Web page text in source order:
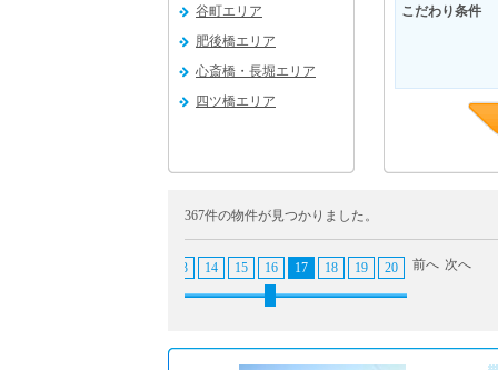
谷町エリア
肥後橋エリア
心斎橋・長堀エリア
四ツ橋エリア
こだわり条件
367件の物件が見つかりました。
13 14 15 16 17 18 19 20 21 22
前へ 次へ